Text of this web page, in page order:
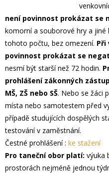
není povinnost prokázat se
komorní a souborové hry a
tohoto počtu, bez omezení. Při
povinnost prokázat se
nesmí být starší než 72 hodin.
prohlášení zákonných
MŠ, ZŠ nebo SŠ. Nebo se žáci
místa nebo samotestem před
případě studujících dospělých
testování v zaměstnání.
Čestné prohlášení : ke stažení
Pro taneční obor platí: výuka
prostorách nejméně jednou